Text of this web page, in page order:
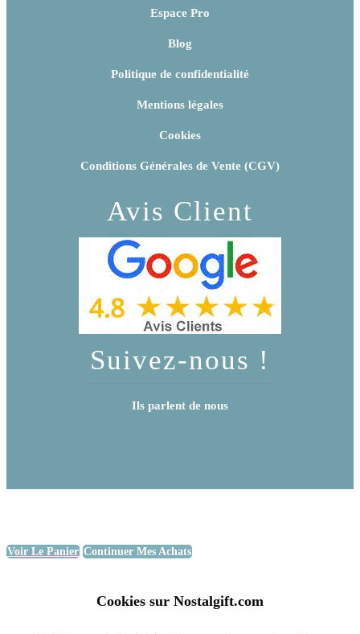
Espace Pro
Blog
Politique de confidentialité
Mentions légales
Cookies
Conditions Générales de Vente (CGV)
Avis Client
Suivez-nous !
Ils parlent de nous
Voir Le Panier Continuer Mes Achats
Cookies sur Nostalgift.com